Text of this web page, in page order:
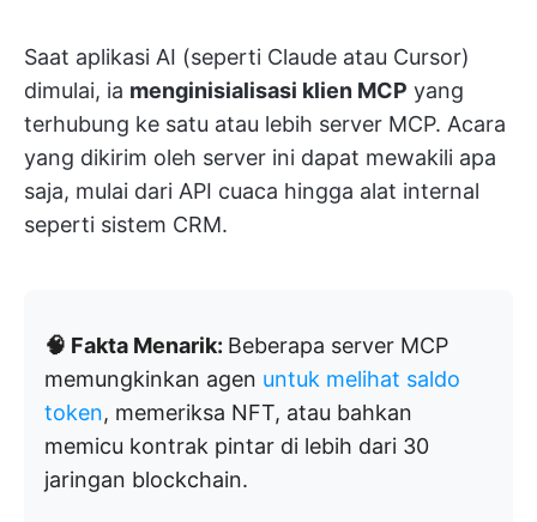
Saat aplikasi AI (seperti Claude atau Cursor)
dimulai, ia menginisialisasi klien MCP yang
terhubung ke satu atau lebih server MCP. Acara
yang dikirim oleh server ini dapat mewakili apa
saja, mulai dari API cuaca hingga alat internal
seperti sistem CRM.
🧠 Fakta Menarik: Beberapa server MCP
memungkinkan agen untuk melihat saldo
token, memeriksa NFT, atau bahkan
memicu kontrak pintar di lebih dari 30
jaringan blockchain.